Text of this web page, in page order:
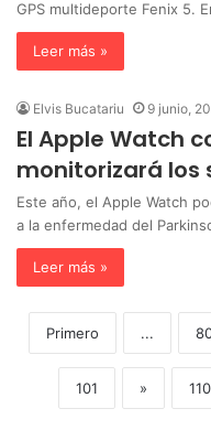
GPS multideporte Fenix 5.
Leer más »
Elvis Bucatariu 9 junio,
El Apple Watch
monitorizará los
Este año, el Apple Watch
a la enfermedad del
Leer más »
Primero ...
101 » 110